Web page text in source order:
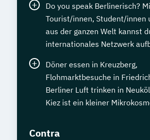
Do you speak Berlinerisch?
Tourist/innen, Student/innen
aus der ganzen Welt kannst
internationales Netzwerk
Döner essen in Kreuzberg,
Flohmarktbesuche in
Berliner Luft trinken in
Kiez ist ein kleiner
Contra